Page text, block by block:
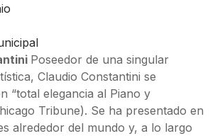
Poseedor de una singular
Claudio Constantini se
“total elegancia al Piano y
Tribune). Se ha presentado en
alrededor del mundo y, a lo largo